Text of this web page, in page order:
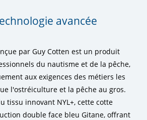
avancée
par Guy Cotten est un produit
du nautisme et de la pêche,
aux exigences des métiers les
l'ostréiculture et la pêche au gros.
tissu innovant NYL+, cette cotte
double face bleu Gitane, offrant